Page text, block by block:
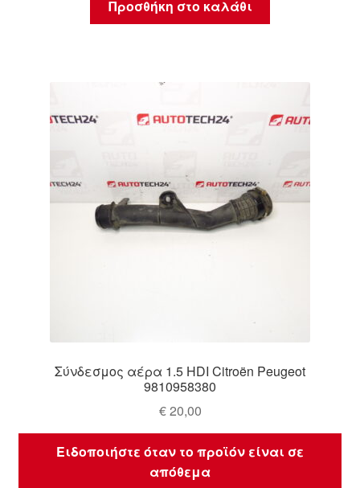
Προσθήκη στο καλάθι
Σύνδεσμος αέρα 1.5 HDI Citroën Peugeot
9810958380
€20,00
Ειδοποιήστε όταν το προϊόν είναι σε
απόθεμα